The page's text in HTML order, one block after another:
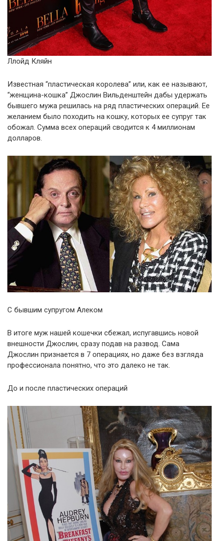
Ллойд Кляйн
Известная “пластическая королева” или, как ее называют,
“женщина-кошка” Джослин Вильденштейн дабы удержать
бывшего мужа решилась на ряд пластических операций. Ее
желанием было походить на кошку, которых ее супруг так
обожал. Сумма всех операций сводится к 4 миллионам
долларов.
С бывшим супругом Алеком
В итоге муж нашей кошечки сбежал, испугавшись новой
внешности Джослин, сразу подав на развод. Сама
Джослин признается в 7 операциях, но даже без взгляда
профессионала понятно, что это далеко не так.
До и после пластических операций